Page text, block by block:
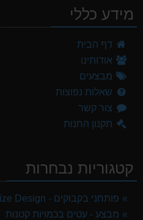
מידע כללי
דף הבית
אודותינו
מבצעים
שאלות נפוצות
צור קשר
תקנון החנות
קטגוריות נבחרות
פותחני בקבוקים - Anodize Design
מבצע - עטים בכמויות קטנות